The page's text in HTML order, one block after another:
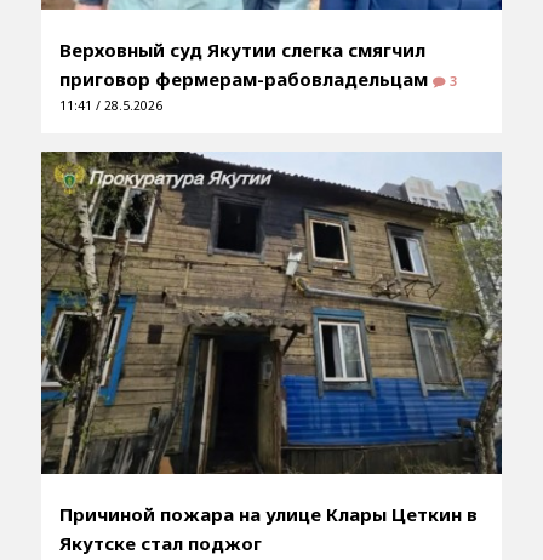
Верховный суд Якутии слегка смягчил
приговор фермерам-рабовладельцам
3
11:41 / 28.5.2026
Причиной пожара на улице Клары Цеткин в
Якутске стал поджог